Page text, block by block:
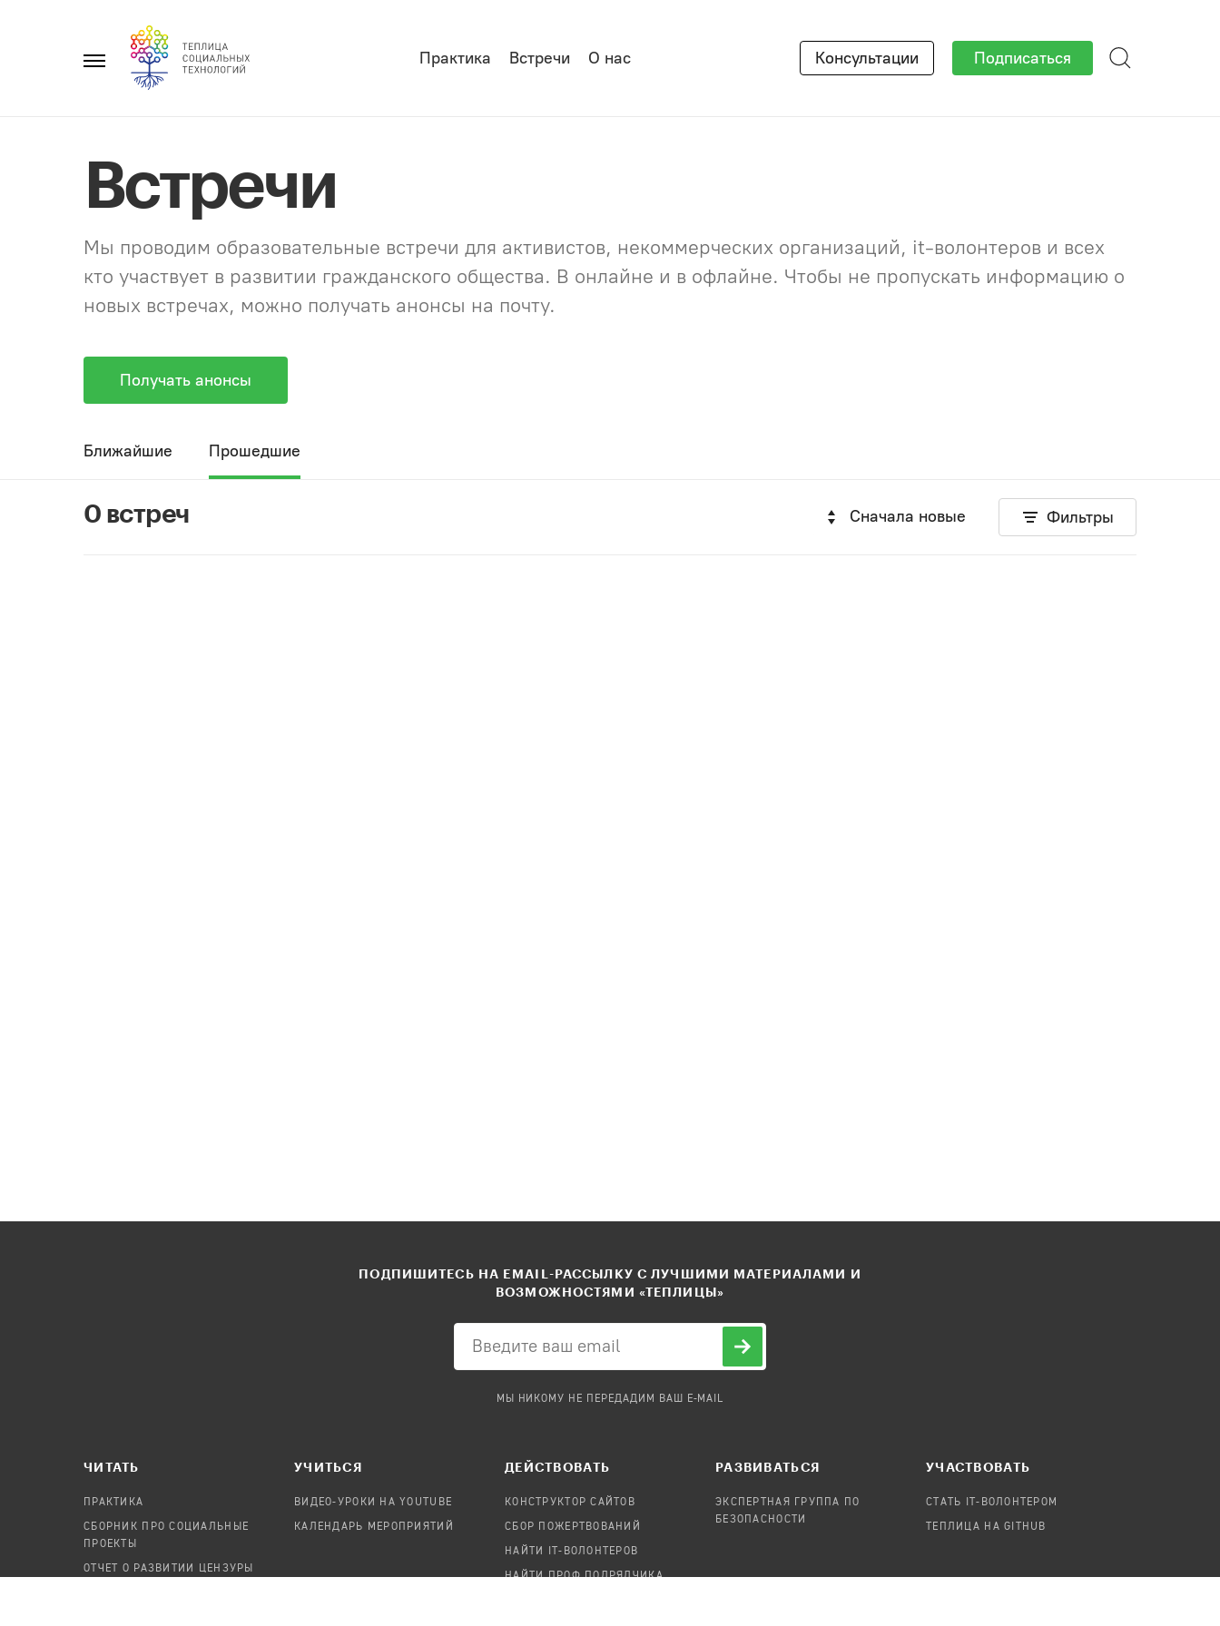
Главное
Практика Встречи О нас Консультации Подписаться
Встречи
Мы проводим образовательные встречи для активистов, некоммерческих организаций, it-волонтеров и всех
кто участвует в развитии гражданского общества. В онлайне и в офлайне. Чтобы не пропускать информацию о
новых встречах, можно получать анонсы на почту.
Получать анонсы
Ближайшие Прошедшие
0 встреч Сначала новые Фильтры
ПОДПИШИТЕСЬ НА EMAIL-РАССЫЛКУ С ЛУЧШИМИ МАТЕРИАЛАМИ И
ВОЗМОЖНОСТЯМИ «ТЕПЛИЦЫ»
МЫ НИКОМУ НЕ ПЕРЕДАДИМ ВАШ E-MAIL
ЧИТАТЬ
ПРАКТИКА
СБОРНИК ПРО СОЦИАЛЬНЫЕ
ПРОЕКТЫ
ОТЧЕТ О РАЗВИТИИ ЦЕНЗУРЫ
УЧИТЬСЯ
ВИДЕО-УРОКИ НА YOUTUBE
КАЛЕНДАРЬ МЕРОПРИЯТИЙ
ДЕЙСТВОВАТЬ
КОНСТРУКТОР САЙТОВ
СБОР ПОЖЕРТВОВАНИЙ
НАЙТИ IT-ВОЛОНТЕРОВ
НАЙТИ ПРОФ.ПОДРЯДЧИКА
РАЗВИВАТЬСЯ
ЭКСПЕРТНАЯ ГРУППА ПО
БЕЗОПАСНОСТИ
УЧАСТВОВАТЬ
СТАТЬ IT-ВОЛОНТЕРОМ
ТЕПЛИЦА НА GITHUB